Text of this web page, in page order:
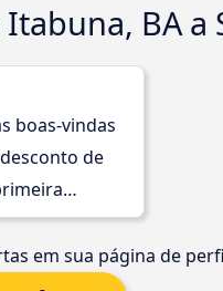
BA a
boas-vindas
de
em sua página de